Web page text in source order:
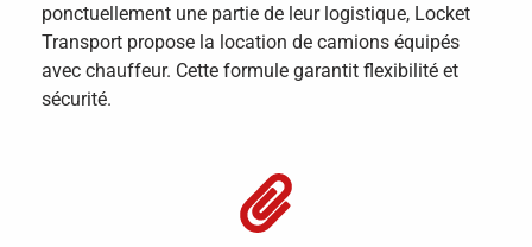
ponctuellement une partie de leur logistique, Locket
Transport propose la location de camions équipés
avec chauffeur. Cette formule garantit flexibilité et
sécurité.